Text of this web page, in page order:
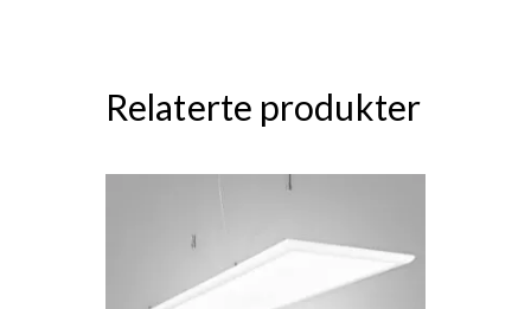
Relaterte produkter